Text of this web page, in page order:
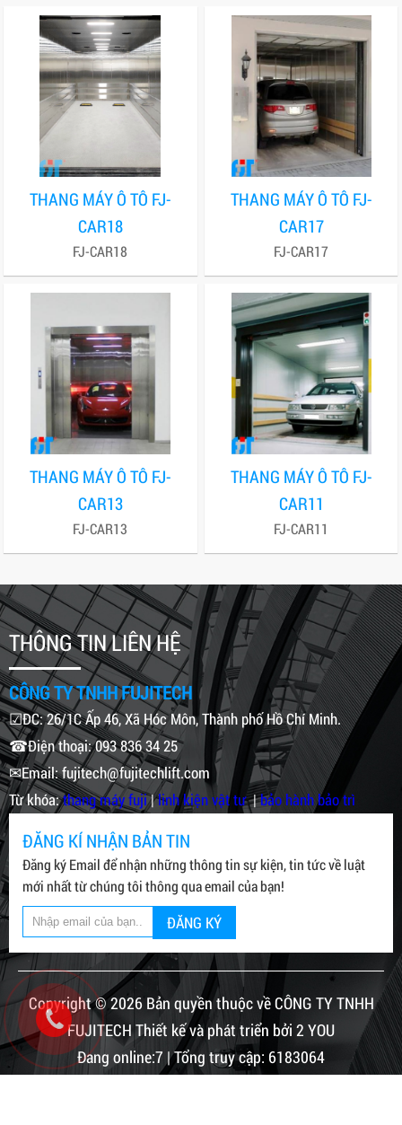
THANG MÁY Ô TÔ FJ-
CAR18
FJ-CAR18
THANG MÁY Ô TÔ FJ-
CAR17
FJ-CAR17
THANG MÁY Ô TÔ FJ-
CAR13
FJ-CAR13
THANG MÁY Ô TÔ FJ-
CAR11
FJ-CAR11
THÔNG TIN LIÊN HỆ
CÔNG TY TNHH FUJITECH
☑ĐC: 26/1C Ấp 46, Xã Hóc Môn, Thành phố Hồ Chí Minh.
☎Điện thoại: 093 836 34 25
✉Email: fujitech@fujitechlift.com
Từ khóa:thang máy fuji|linh kiện vật tư|bảo hành bảo trì
ĐĂNG KÍ NHẬN BẢN TIN
Đăng ký Email để nhận những thông tin sự kiện, tin tức về luật
mới nhất từ chúng tôi thông qua email của bạn!
ĐĂNG KÝ
Copyright © 2026 Bản quyền thuộc về CÔNG TY TNHH
FUJITECH Thiết kế và phát triển bởi 2 YOU
Đang online:7 | Tổng truy cập: 6183064